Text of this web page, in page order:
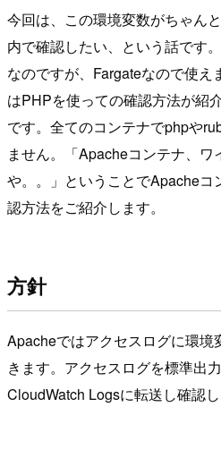
今回は、この環境変数がちゃん
内で確認したい、という話です
なのですが、Fargateなので使
はPHPを使っての確認方法が紹
です。全てのコンテナでphpや
ません。「Apacheコンテナ、ワ
や。。」ということでApacheコ
認方法をご紹介します。
方針
Apacheではアクセスログに環
きます。アクセスログを標準出
CloudWatch Logsに転送し確認し